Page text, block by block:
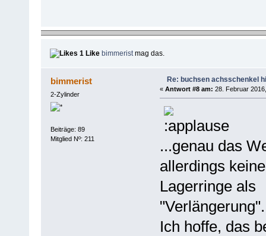
1 Like bimmeristmag das.
bimmerist
2-Zylinder
Beiträge: 89
Mitglied Nº: 211
Re: buchsen achsschenkel
« Antwort #8 am: 28. Februar
...genau das
allerdings
Lagerringe als
"Verlängerung".
Ich hoffe, das